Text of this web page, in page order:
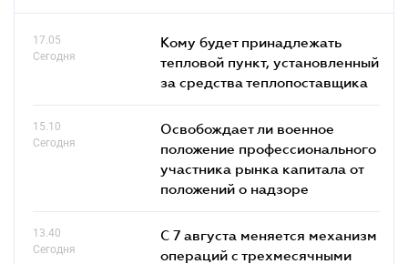
17.05
Сегодня
Кому будет принадлежать
тепловой пункт, установленный
за средства теплопоставщика
15.10
Сегодня
Освобождает ли военное
положение профессионального
участника рынка капитала от
положений о надзоре
13.40
Сегодня
С 7 августа меняется механизм
операций с трехмесячными